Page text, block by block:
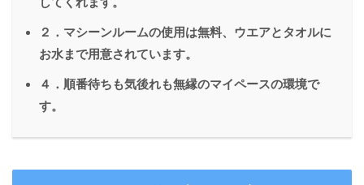
２．マシーンルームの使用は無料、ウエアとタオルに
お水まで用意されています。
４．順番待ちも気後れも無縁のマイペースの環境で
す。